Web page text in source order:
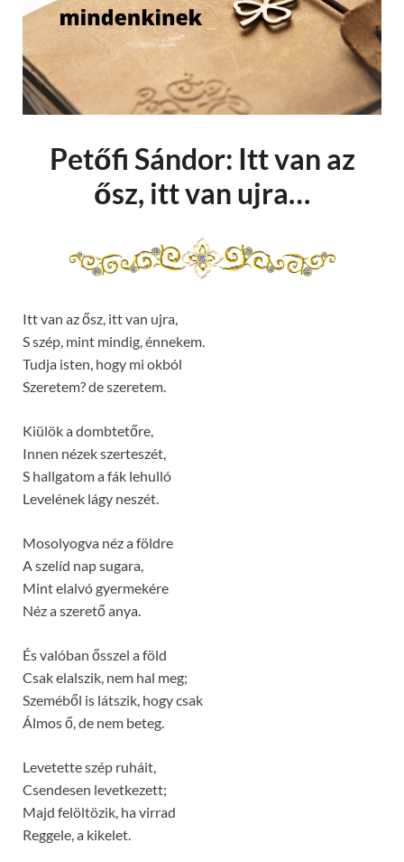
Petőfi Sándor: Itt van az
ősz, itt van ujra…
Itt van az ősz, itt van ujra,
S szép, mint mindig, énnekem.
Tudja isten, hogy mi okból
Szeretem? de szeretem.
Kiülök a dombtetőre,
Innen nézek szerteszét,
S hallgatom a fák lehulló
Levelének lágy neszét.
Mosolyogva néz a földre
A szelíd nap sugara,
Mint elalvó gyermekére
Néz a szerető anya.
És valóban ősszel a föld
Csak elalszik, nem hal meg;
Szeméből is látszik, hogy csak
Álmos ő, de nem beteg.
Levetette szép ruháit,
Csendesen levetkezett;
Majd felöltözik, ha virrad
Reggele, a kikelet.